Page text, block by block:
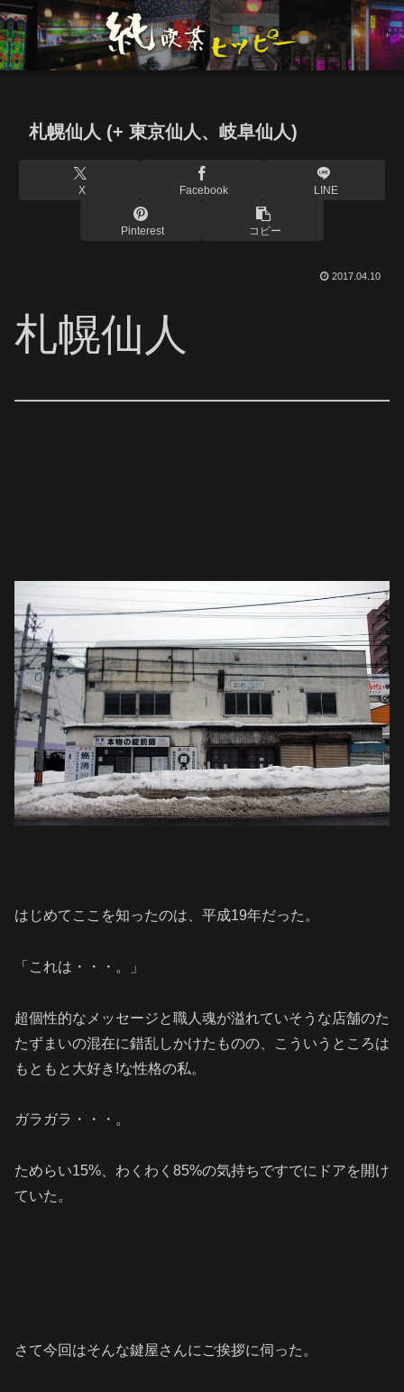
札幌仙人 (+ 東京仙人、岐阜仙人)
X Facebook LINE
Pinterest コピー
2017.04.10
札幌仙人
はじめてここを知ったのは、平成19年だった。
「これは・・・。」
超個性的なメッセージと職人魂が溢れていそうな店舗のた
たずまいの混在に錯乱しかけたものの、こういうところは
もともと大好き!な性格の私。
ガラガラ・・・。
ためらい15%、わくわく85%の気持ちですでにドアを開け
ていた。
さて今回はそんな鍵屋さんにご挨拶に伺った。